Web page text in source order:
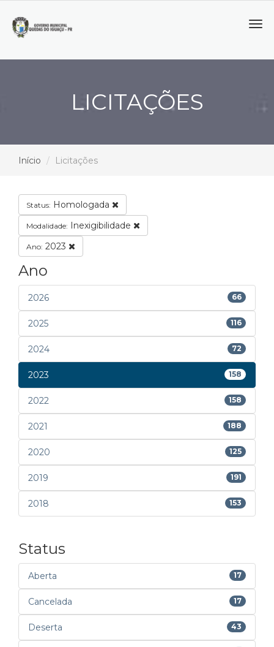
LICITAÇÕES
Início Licitações
Status: Homologada
Modalidade: Inexigibilidade
Ano: 2023
Ano
2026 66
2025 116
2024 72
2023 158
2022 158
2021 188
2020 125
2019 191
2018 153
Status
Aberta 17
Cancelada 17
Deserta 43